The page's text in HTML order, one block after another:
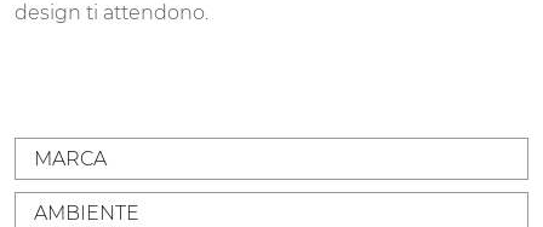
design ti attendono.
MARCA
AMBIENTE